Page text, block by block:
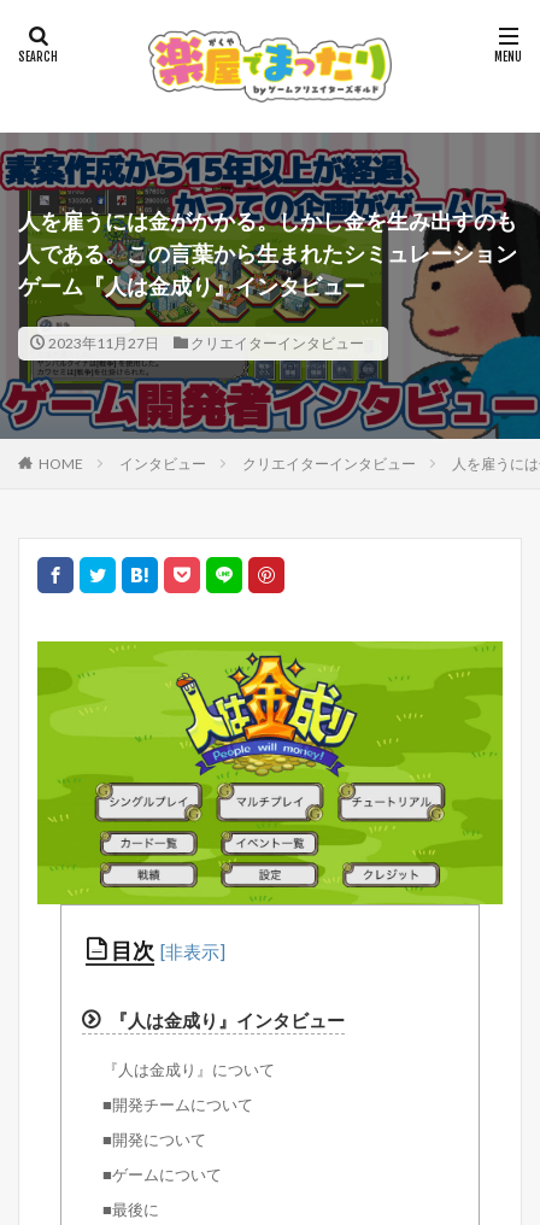
人を雇うには金がかかる。しかし金を生み出すのも
人である。この言葉から生まれたシミュレーション
ゲーム『人は金成り』インタビュー
2023年11月27日 クリエイターインタビュー
HOME インタビュー クリエイターインタビュー 人を雇うに
目次
『人は金成り』インタビュー
『人は金成り』について
■開発チームについて
■開発について
■ゲームについて
■最後に